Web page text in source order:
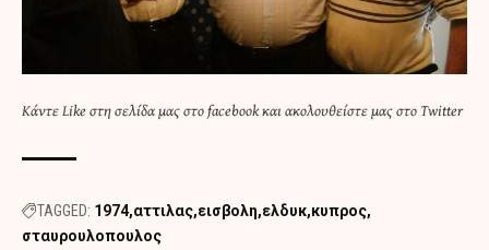
ΚάντεLike στη σελίδα μας στο facebookκαιακολουθείστε μας στο Twitter
TAGGED: 1974 αττιλας εισβολη ελδυκ κυπρος
σταυρουλοπουλος